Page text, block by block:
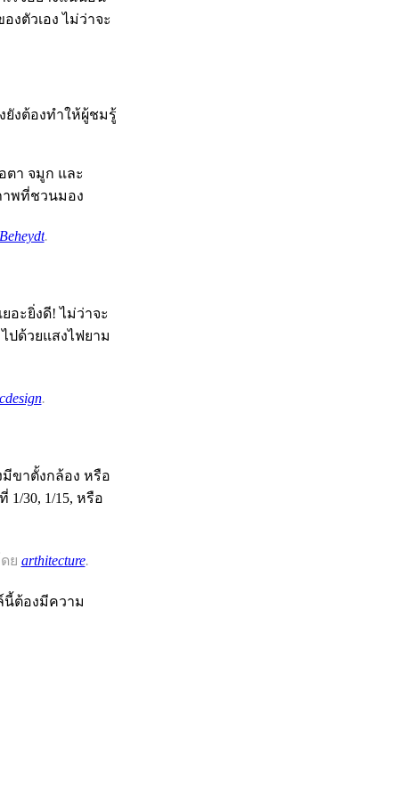
ตัวเอง ไม่ว่าจะ
ยังต้องทำให้ผู้ชมรู้
ตา จมูก และ
าพที่ชวนมอง
.
อะยิ่งดี! ไม่ว่าจะ
ปด้วยแสงไฟยาม
.
ขาตั้งกล้อง หรือ
1/30, 1/15, หรือ
ย arthitecture.
นี้ต้องมีความ